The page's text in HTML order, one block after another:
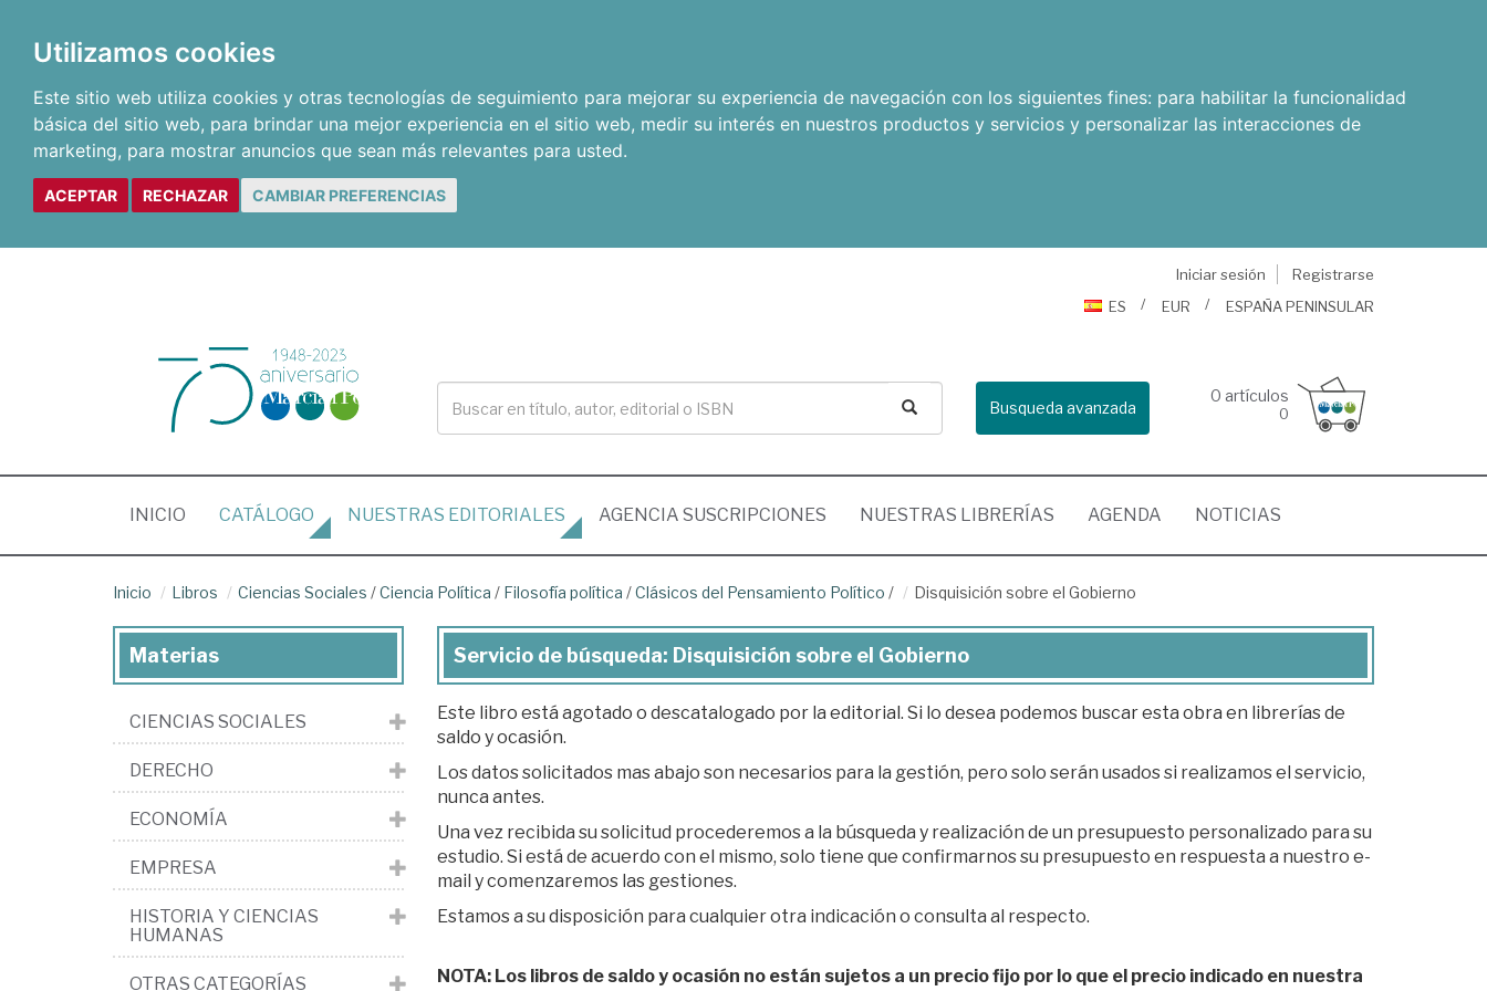
Utilizamos cookies
Este sitio web utiliza cookies y otras tecnologías de seguimiento para mejorar su experiencia de navegación con los siguientes fines: para habilitar la funcionalidad
básica del sitio web, para brindar una mejor experiencia en el sitio web, medir su interés en nuestros productos y servicios y personalizar las interacciones de
marketing, para mostrar anuncios que sean más relevantes para usted.
ACEPTAR RECHAZAR CAMBIAR PREFERENCIAS
Iniciar sesión
Registrarse
ES
EUR ESPAÑA PENINSULAR
Busqueda avanzada
0 artículos
0
INICIO (CURRENT)
CATÁLOGO NUESTRAS EDITORIALES AGENCIA SUSCRIPCIONES NUESTRAS LIBRERÍAS AGENDA NOTICIAS
Inicio Libros Ciencias Sociales /Ciencia Política / Filosofía política /Clásicos del Pensamiento Político / Disquisición sobre el Gobierno
Servicio de búsqueda: Disquisición sobre el Gobierno
Este libro está agotado o descatalogado por la editorial. Si lo desea podemos buscar esta obra en librerías de
saldo y ocasión.
Los datos solicitados mas abajo son necesarios para la gestión, pero solo serán usados si realizamos el servicio,
nunca antes.
Una vez recibida su solicitud procederemos a la búsqueda y realización de un presupuesto personalizado para su
estudio. Si está de acuerdo con el mismo, solo tiene que confirmarnos su presupuesto en respuesta a nuestro e-
mail y comenzaremos las gestiones.
Estamos a su disposición para cualquier otra indicación o consulta al respecto.
NOTA: Los libros de saldo y ocasión no están sujetos a un precio fijo por lo que el precio indicado en nuestra
Materias
CIENCIAS SOCIALES
DERECHO
ECONOMÍA
EMPRESA
HISTORIA Y CIENCIAS
HUMANAS
OTRAS CATEGORÍAS